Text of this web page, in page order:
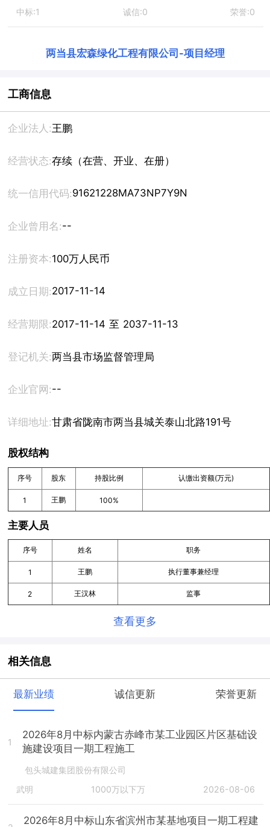
中标:1 诚信:0 荣誉:0
两当县宏森绿化工程有限公司 -项目经理
工商信息
企业法人:王鹏
经营状态:存续（在营、开业、在册）
统一信用代码:91621228MA73NP7Y9N
企业曾用名:--
注册资本:100万人民币
成立日期:2017-11-14
经营期限: 2017-11-14 至 2037-11-13
登记机关:两当县市场监督管理局
企业官网:--
详细地址:甘肃省陇南市两当县城关泰山北路191号
股权结构
序号 股东 持股比例 认缴出资额(万元)
1 王鹏 100%
主要人员
序号 姓名 职务
1 王鹏 执行董事兼经理
2 王汉林 监事
查看更多
相关信息
最新业绩 诚信更新 荣誉更新
1
2026年8月中标内蒙古赤峰市某工业园区片区基础设
施建设项目一期工程施工
包头城建集团股份有限公司
武明
1000万以下万 2026-08-06
2026年8月中标山东省滨州市某基地项目一期工程建